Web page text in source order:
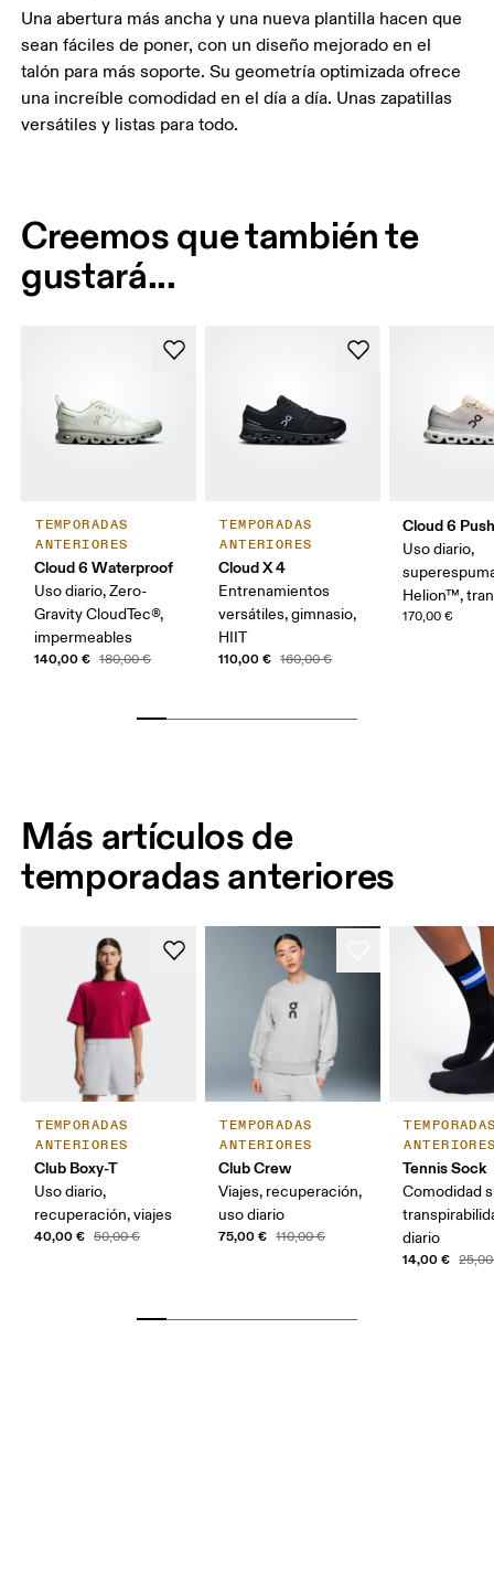
Una abertura más ancha y una nueva plantilla hacen que
sean fáciles de poner, con un diseño mejorado en el
talón para más soporte. Su geometría optimizada ofrece
una increíble comodidad en el día a día. Unas zapatillas
versátiles y listas para todo.
Creemos que también te
gustará...
TEMPORADAS
ANTERIORES
Cloud 6 Waterproof
Uso diario, Zero-
Gravity CloudTec®,
impermeables
140,00 € 180,00 €
TEMPORADAS
ANTERIORES
Cloud X 4
Entrenamientos
versátiles, gimnasio,
HIIT
110,00 € 160,00 €
Cloud 6
Uso diario,
Helion™,
170,00 €
Más artículos de
temporadas anteriores
TEMPORADAS
ANTERIORES
Club Boxy-T
Uso diario,
recuperación, viajes
40,00 € 50,00 €
TEMPORADAS
ANTERIORES
Club Crew
Viajes, recuperación,
uso diario
75,00 € 110,00 €
Tennis Sock
Comodidad
diario
14,00 €